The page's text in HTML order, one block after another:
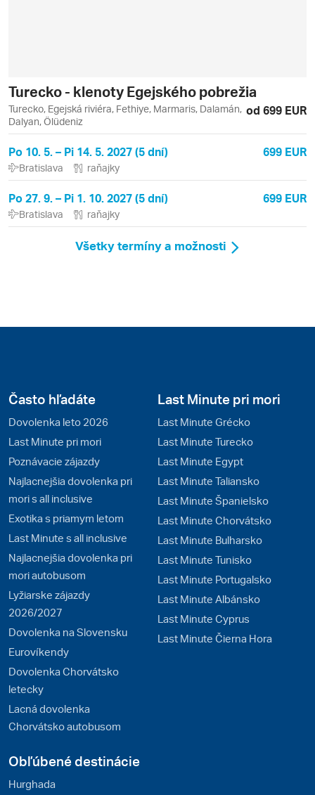
Turecko - klenoty Egejského pobrežia
Turecko, Egejská riviéra, Fethiye, Marmaris, Dalamán,
Dalyan, Ölüdeniz
od 699 EUR
Po 10. 5. – Pi 14. 5. 2027 (5 dní) 699 EUR
Bratislava raňajky
Po 27. 9. – Pi 1. 10. 2027 (5 dní) 699 EUR
Bratislava raňajky
Všetky termíny a možnosti
Často hľadáte
Dovolenka leto 2026
Last Minute pri mori
Poznávacie zájazdy
Najlacnejšia dovolenka pri
mori s all inclusive
Exotika s priamym letom
Last Minute s all inclusive
Najlacnejšia dovolenka pri
mori autobusom
Lyžiarske zájazdy
2026/2027
Dovolenka na Slovensku
Eurovíkendy
Dovolenka Chorvátsko
letecky
Lacná dovolenka
Chorvátsko autobusom
Last Minute pri mori
Last Minute Grécko
Last Minute Turecko
Last Minute Egypt
Last Minute Taliansko
Last Minute Španielsko
Last Minute Chorvátsko
Last Minute Bulharsko
Last Minute Tunisko
Last Minute Portugalsko
Last Minute Albánsko
Last Minute Cyprus
Last Minute Čierna Hora
Obľúbené destinácie
Hurghada